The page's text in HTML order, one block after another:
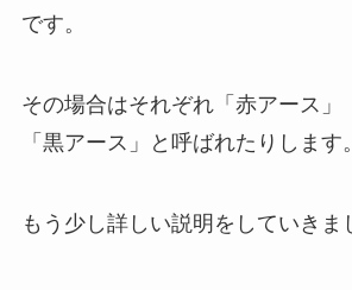
です。
その場合はそれぞれ「赤アース」
「黒アース」と呼ばれたりします。
もう少し詳しい説明をしていきま